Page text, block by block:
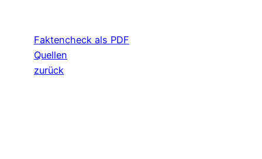
Faktencheck als PDF
Quellen
zurück